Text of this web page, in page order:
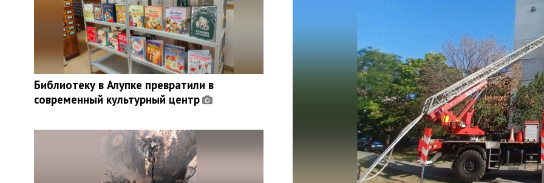
Библиотеку в Алупке превратили в
современный культурный центр